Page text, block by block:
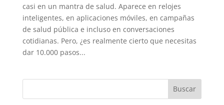
casi en un mantra de salud. Aparece en relojes
inteligentes, en aplicaciones móviles, en campañas
de salud pública e incluso en conversaciones
cotidianas. Pero, ¿es realmente cierto que necesitas
dar 10.000 pasos...